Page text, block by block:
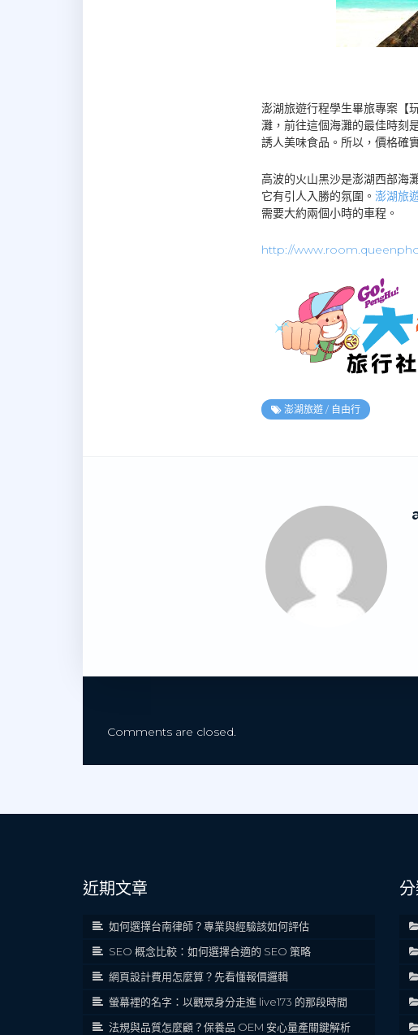
澎湖旅遊行程學生畢旅專案【
灘，前往這個海灘的最佳時刻
誘人美味食品。所以，價格確
高波的火山黑沙是澎湖西部海
它有引人入勝的氛圍。 澎湖旅
需要大約兩個小時的車程。
http://
澎湖旅遊 / 自由行
Comments are closed.
近期文章
如何選擇台南律師？專業與經驗該如何評估
SEO 概念比較：如何選擇合適的 SEO 策略
網頁設計費用怎麼算？先看懂報價邏輯
螢幕裡的名字：以觀眾身分走進 live173 的那段時間
法規與品質怎麼顧？保養品 OEM 安心量產關鍵解析